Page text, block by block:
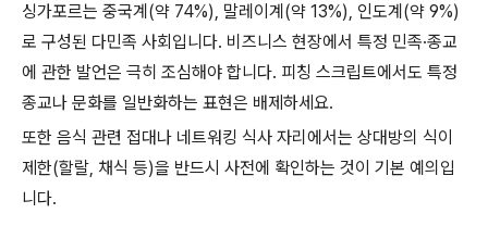
싱가포르는 중국계 (약 74%), 말레이계 (약 13%), 인도계 (약 9%)
로 구성된 다민족 사회입니다. 비즈니스 현장에서 특정 민족·종교
에 관한 발언은 극히 조심해야 합니다. 피칭 스크립트에서도 특정
종교나 문화를 일반화하는 표현은 배제하세요.
또한 음식 관련 접대나 네트워킹 식사 자리에서는 상대방의 식이
제한(할랄, 채식 등)을 반드시 사전에 확인하는 것이 기본 예의입
니다.